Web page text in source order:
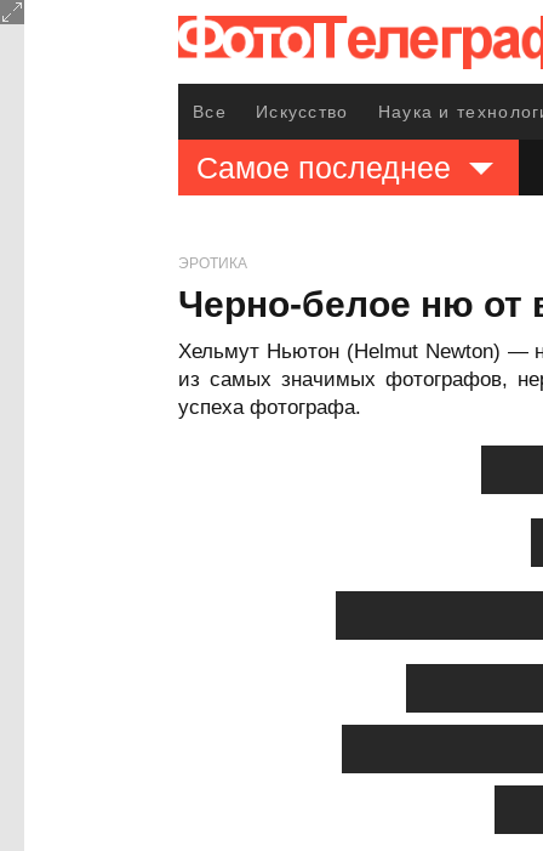
Все Искусство Наука и
Самое последнее
ЭРОТИКА
Черно-белое ню от
Хельмут Ньютон (Helmut Newton) —
из самых значимых фотографов,
успеха фотографа.